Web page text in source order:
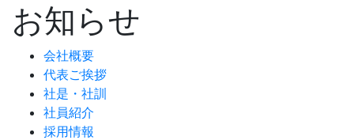
お知らせ
会社概要
代表ご挨拶
社是・社訓
社員紹介
採用情報